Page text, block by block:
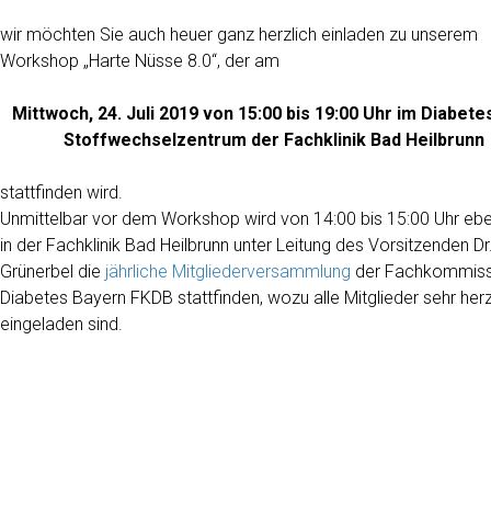
wir möchten Sie auch heuer ganz herzlich einladen zu unserem
Workshop „Harte Nüsse 8.0“, der am
Mittwoch, 24. Juli 2019 von 15:00 bis 19:00 Uhr im
Stoffwechselzentrum der Fachklinik Bad Heilbrunn
stattfinden wird.
Unmittelbar vor dem Workshop wird von 14:00 bis 15:00 Uhr
in der Fachklinik Bad Heilbrunn unter Leitung des Vorsitzenden
Grünerbel die jährliche Mitgliederversammlung der
Diabetes Bayern FKDB stattfinden, wozu alle Mitglieder sehr
eingeladen sind.